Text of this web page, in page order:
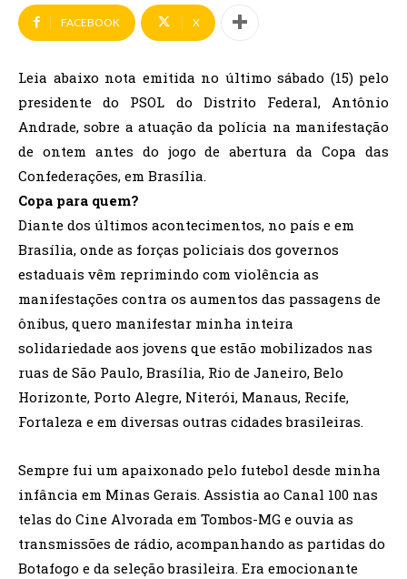
FACEBOOK X
Leia abaixo nota emitida no último sábado (15) pelo
presidente do PSOL do Distrito Federal, Antônio
Andrade, sobre a atuação da polícia na manifestação
de ontem antes do jogo de abertura da Copa das
Confederações, em Brasília.
Copa para quem?
Diante dos últimos acontecimentos, no país e em
Brasília, onde as forças policiais dos governos
estaduais vêm reprimindo com violência as
manifestações contra os aumentos das passagens de
ônibus, quero manifestar minha inteira
solidariedade aos jovens que estão mobilizados nas
ruas de São Paulo, Brasília, Rio de Janeiro, Belo
Horizonte, Porto Alegre, Niterói, Manaus, Recife,
Fortaleza e em diversas outras cidades brasileiras.
Sempre fui um apaixonado pelo futebol desde minha
infância em Minas Gerais. Assistia ao Canal 100 nas
telas do Cine Alvorada em Tombos-MG e ouvia as
transmissões de rádio, acompanhando as partidas do
Botafogo e da seleção brasileira. Era emocionante